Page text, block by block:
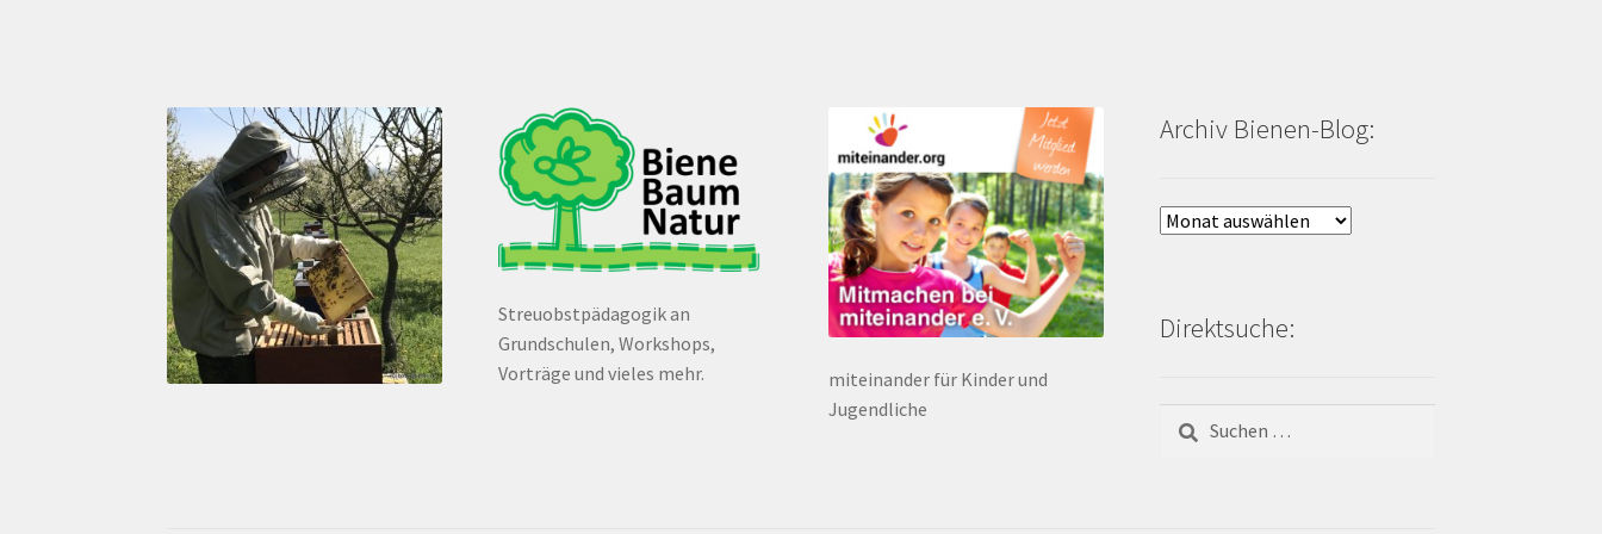
Streuobstpädagogik an
Grundschulen, Workshops,
Vorträge und vieles mehr.
miteinander für Kinder und
Jugendliche
Archiv Bienen-Blog:
Archiv
Direktsuche:
Suchen
nach: